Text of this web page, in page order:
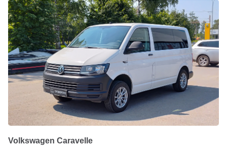
Volkswagen Caravelle